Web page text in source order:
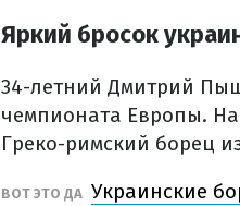
Яркий бросок
34-летний Дмитрий
чемпионата Европы.
Греко-римский борец
ВОТ ЭТО ДА Украинские